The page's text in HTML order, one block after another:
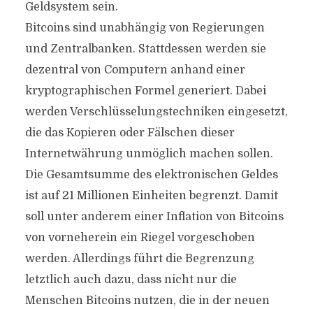
Geldsystem sein.
Bitcoins sind unabhängig von Regierungen
und Zentralbanken. Stattdessen werden sie
dezentral von Computern anhand einer
kryptographischen Formel generiert. Dabei
werden Verschlüsselungstechniken eingesetzt,
die das Kopieren oder Fälschen dieser
Internetwährung unmöglich machen sollen.
Die Gesamtsumme des elektronischen Geldes
ist auf 21 Millionen Einheiten begrenzt. Damit
soll unter anderem einer Inflation von Bitcoins
von vorneherein ein Riegel vorgeschoben
werden. Allerdings führt die Begrenzung
letztlich auch dazu, dass nicht nur die
Menschen Bitcoins nutzen, die in der neuen